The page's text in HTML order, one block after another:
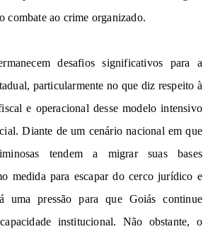
combate ao crime organizado.
rmanecem desafios significativos pa
e operacional desse modelo
. Diante de um cenário nacional em que
tendem a migrar
medida para escapar do cerco jurídico e
uma pressão para que Goiás continue
institucional. Não obstante, o